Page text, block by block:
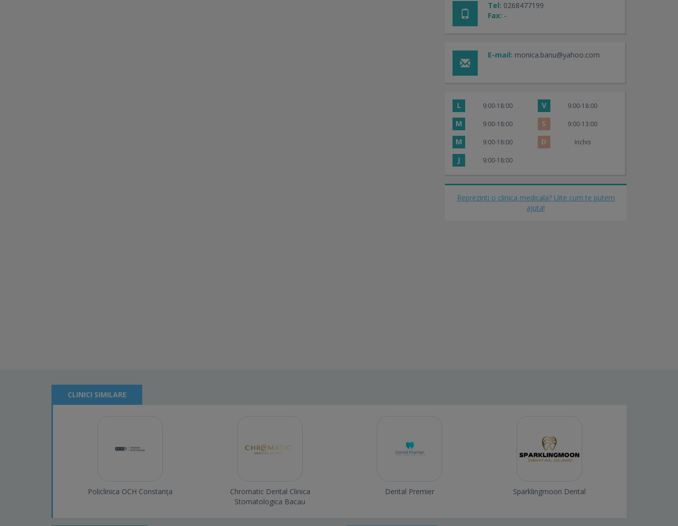
Tel: 0268477199
Fax: -
E-mail: monica.banu@yahoo.com
L 9:00-18:00 V 9:00-18:00
M 9:00-18:00 S 9:00-13:00
M 9:00-18:00 D Inchis
J 9:00-18:00
Reprezinti o clinica medicala? Uite cum te putem
ajuta!
CLINICI SIMILARE
Policlinica OCH Constanța
Chromatic Dental Clinica
Stomatologica Bacau
Dental Premier Sparklingmoon Dental